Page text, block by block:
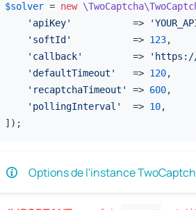
$solver = new
'apiKey'
           =>
'softId'
           =>
123,
'callback'
         =>
'defaultTimeout'
   =>
120,
'recaptchaTimeout'
=> 600,
'pollingInterval'
  =>
10,
]);
Options de l'instance